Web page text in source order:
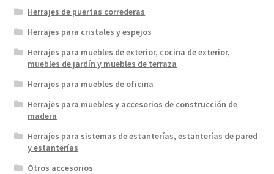
Herrajes de puertas correderas
Herrajes para cristales y espejos
Herrajes para muebles de exterior, cocina de exterior,
muebles de jardín y muebles de terraza
Herrajes para muebles de oficina
Herrajes para muebles y accesorios de construcción de
madera
Herrajes para sistemas de estanterías, estanterías de pared
y estanterías
Otros accesorios